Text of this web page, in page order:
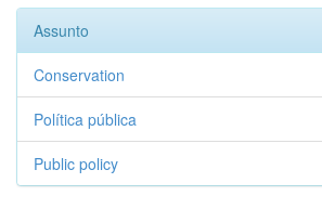
Assunto
Conservation
Política pública
Public policy